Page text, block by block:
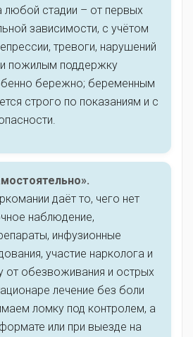
любой стадии – от первых
зависимости, с учётом
тревоги, нарушений
пожилым поддержку
бережно; беременным
строго по показаниям и с
даёт то, чего нет
наблюдение,
инфузионные
участие нарколога и
от обезвоживания и острых
лечение без боли
ломку под контролем, а
или при выезде на